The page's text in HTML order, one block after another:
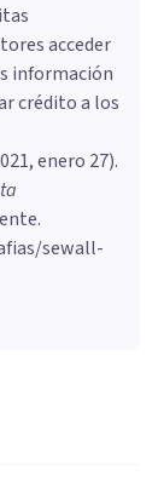
acceder
información
crédito a los
enero 27).
sewall-